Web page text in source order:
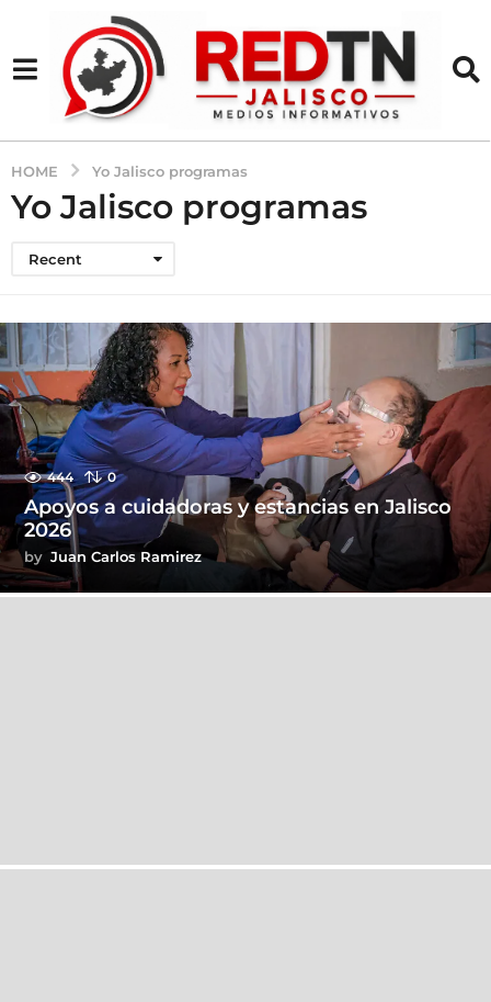
HOME Yo Jalisco programas
Yo Jalisco programas
Recent
444 0
Apoyos a cuidadoras y estancias en Jalisco
2026
by Juan Carlos Ramirez